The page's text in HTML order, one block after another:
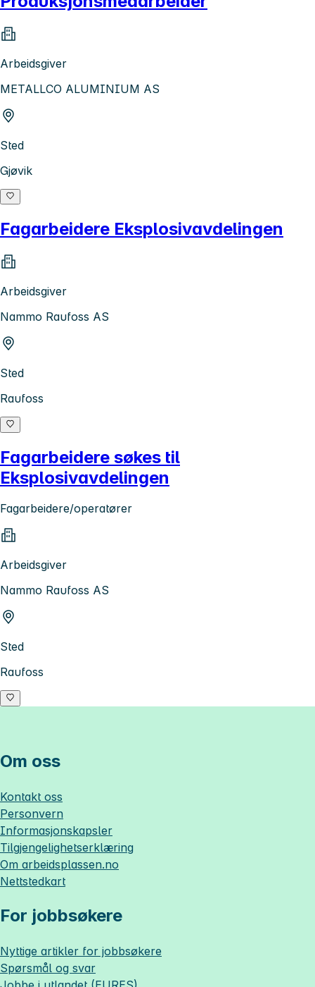
Arbeidsgiver
METALLCO ALUMINIUM AS
Sted
Gjøvik
Fagarbeidere Eksplosivavdelingen
Arbeidsgiver
Nammo Raufoss AS
Sted
Raufoss
Fagarbeidere søkes til
Eksplosivavdelingen
Fagarbeidere/operatører
Arbeidsgiver
Nammo Raufoss AS
Sted
Raufoss
Om oss
Kontakt oss
Personvern
Informasjonskapsler
Tilgjengelighetserklæring
Om arbeidsplassen.no
Nettstedkart
For jobbsøkere
Nyttige artikler for jobbsøkere
Spørsmål og svar